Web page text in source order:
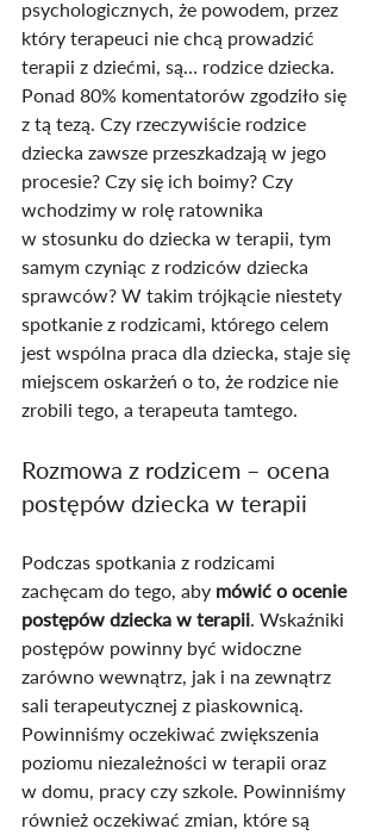
psychologicznych, że powodem, przez
który terapeuci nie chcą prowadzić
terapii z dziećmi, są… rodzice dziecka.
Ponad 80% komentatorów zgodziło się
z tą tezą. Czy rzeczywiście rodzice
dziecka zawsze przeszkadzają w jego
procesie? Czy się ich boimy? Czy
wchodzimy w rolę ratownika
w stosunku do dziecka w terapii, tym
samym czyniąc z rodziców dziecka
sprawców? W takim trójkącie niestety
spotkanie z rodzicami, którego celem
jest wspólna praca dla dziecka, staje się
miejscem oskarżeń o to, że rodzice nie
zrobili tego, a terapeuta tamtego.
Rozmowa z rodzicem – ocena
postępów dziecka w terapii
Podczas spotkania z rodzicami
zachęcam do tego, aby mówić o ocenie
postępów dziecka w terapii. Wskaźniki
postępów powinny być widoczne
zarówno wewnątrz, jak i na zewnątrz
sali terapeutycznej z piaskownicą.
Powinniśmy oczekiwać zwiększenia
poziomu niezależności w terapii oraz
w domu, pracy czy szkole. Powinniśmy
również oczekiwać zmian, które są